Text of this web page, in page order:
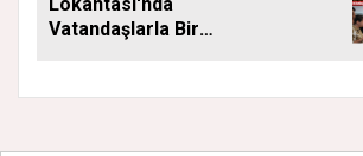
Vatandaşlarla Bir